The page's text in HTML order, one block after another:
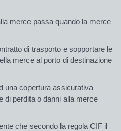
merce passa quando la merce
di trasporto e sopportare le
merce al porto di destinazione
una copertura assicurativa
di perdita o danni alla merce
che secondo la regola CIF il